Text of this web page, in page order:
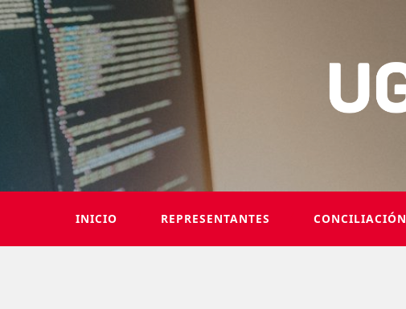
INICIO REPRESENTANTES CONCILIACIÓN